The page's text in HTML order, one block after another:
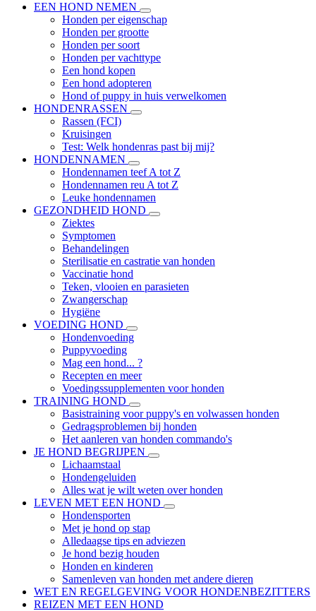
EEN HOND NEMEN
Honden per eigenschap
Honden per grootte
Honden per soort
Honden per vachttype
Een hond kopen
Een hond adopteren
Hond of puppy in huis verwelkomen
HONDENRASSEN
Rassen (FCI)
Kruisingen
Test: Welk hondenras past bij mij?
HONDENNAMEN
Hondennamen teef A tot Z
Hondennamen reu A tot Z
Leuke hondennamen
GEZONDHEID HOND
Ziektes
Symptomen
Behandelingen
Sterilisatie en castratie van honden
Vaccinatie hond
Teken, vlooien en parasieten
Zwangerschap
Hygiëne
VOEDING HOND
Hondenvoeding
Puppyvoeding
Mag een hond... ?
Recepten en meer
Voedingssupplementen voor honden
TRAINING HOND
Basistraining voor puppy's en volwassen honden
Gedragsproblemen bij honden
Het aanleren van honden commando's
JE HOND BEGRIJPEN
Lichaamstaal
Hondengeluiden
Alles wat je wilt weten over honden
LEVEN MET EEN HOND
Hondensporten
Met je hond op stap
Alledaagse tips en adviezen
Je hond bezig houden
Honden en kinderen
Samenleven van honden met andere dieren
WET EN REGELGEVING VOOR HONDENBEZITTERS
REIZEN MET EEN HOND